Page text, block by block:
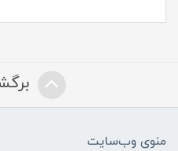
منوی وب‌سایت